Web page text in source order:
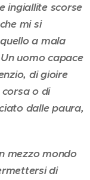
ingiallite scorse
mi si
a mala
uomo capace
di gioire
o di
dalle paura,
mezzo mondo
di